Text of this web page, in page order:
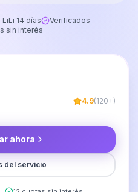
LiLi 14 días
Verificados
sin interés
4.9(120+)
ahora
del servicio